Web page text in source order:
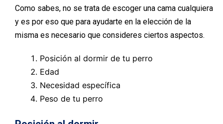
Como sabes, no se trata de escoger una cama cualquiera
y es por eso que para ayudarte en la elección de la
misma es necesario que consideres ciertos aspectos.
Posición al dormir de tu perro
Edad
Necesidad específica
Peso de tu perro